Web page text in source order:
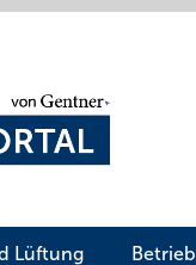
Lüftung Betrieb